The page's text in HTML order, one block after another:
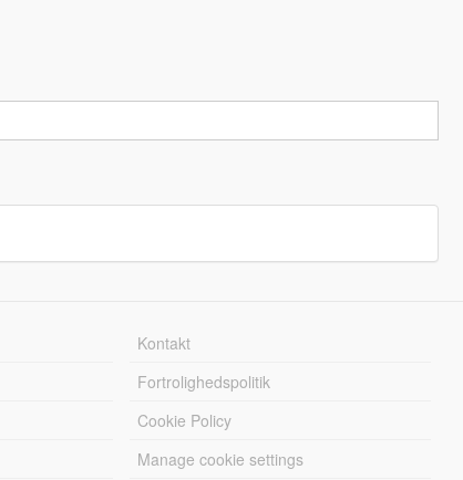
Kontakt
Fortrolighedspolitik
Cookie Policy
Manage cookie settings